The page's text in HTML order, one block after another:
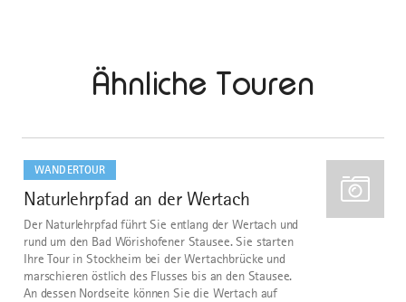
Ähnliche Touren
WANDERTOUR
1
Naturlehrpfad an der Wertach
Der Naturlehrpfad führt Sie entlang der Wertach und
rund um den Bad Wörishofener Stausee. Sie starten
Ihre Tour in Stockheim bei der Wertachbrücke und
marschieren östlich des Flusses bis an den Stausee.
An dessen Nordseite können Sie die Wertach auf
dazu